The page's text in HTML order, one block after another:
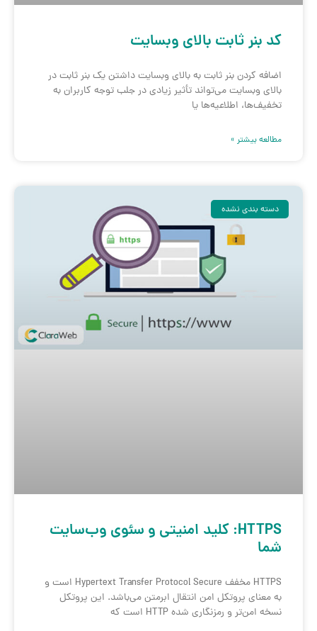
کد بنر ثابت بالای وبسایت
اضافه کردن بنر ثابت به بالای وبسایت داشتن یک بنر ثابت در
بالای وبسایت می‌تواند تأثیر زیادی در جلب توجه کاربران به
تخفیف‌ها، اطلاعیه‌ها یا
مطالعه بیشتر »
دسته بندی نشده
HTTPS: کلید امنیتی و سئوی وب‌سایت
شما
HTTPS مخفف Hypertext Transfer Protocol Secure است و
به معنای پروتکل امن انتقال ابرمتن می‌باشد. این پروتکل
نسخه امن‌تر و رمزنگاری شده HTTP است که